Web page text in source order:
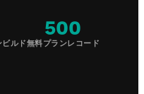
ルド
500
無料プランレコード